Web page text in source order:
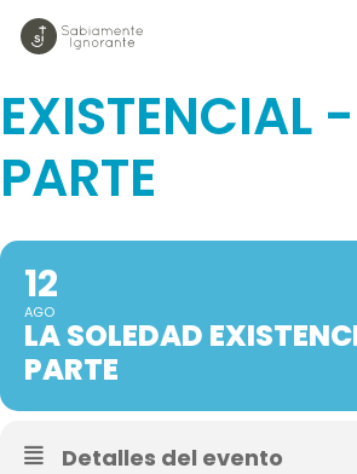
LA SOLEDAD
EXISTENCIAL
PARTE
12
AGO
LA SOLEDAD
PARTE
Detalles del evento